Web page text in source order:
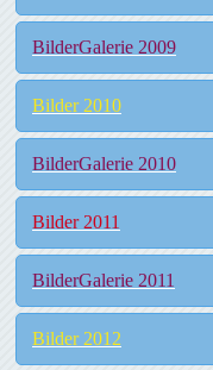
BilderGalerie 2009
Bilder 2010
BilderGalerie 2010
Bilder 2011
BilderGalerie 2011
Bilder 2012